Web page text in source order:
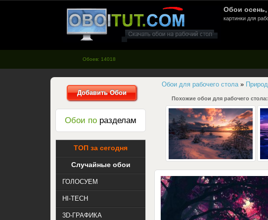
oboitut.com - Обои для рабочего
стола
Обои осень,
картинки для
Обоев: 14018
Обои для рабочего стола»
Похожие обои для рабочего стола:
Добавить Обои
Обои по разделам
ТОП за сегодня
Случайные обои
ГОЛОСУЕМ
HI-TECH
3D-ГРАФИКА